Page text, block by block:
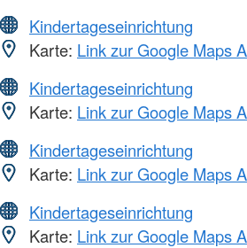
Kindertageseinrichtung
Karte: Link zur Google Maps
Kindertageseinrichtung
Karte: Link zur Google Maps
Kindertageseinrichtung
Karte: Link zur Google Maps
Kindertageseinrichtung
Karte: Link zur Google Maps